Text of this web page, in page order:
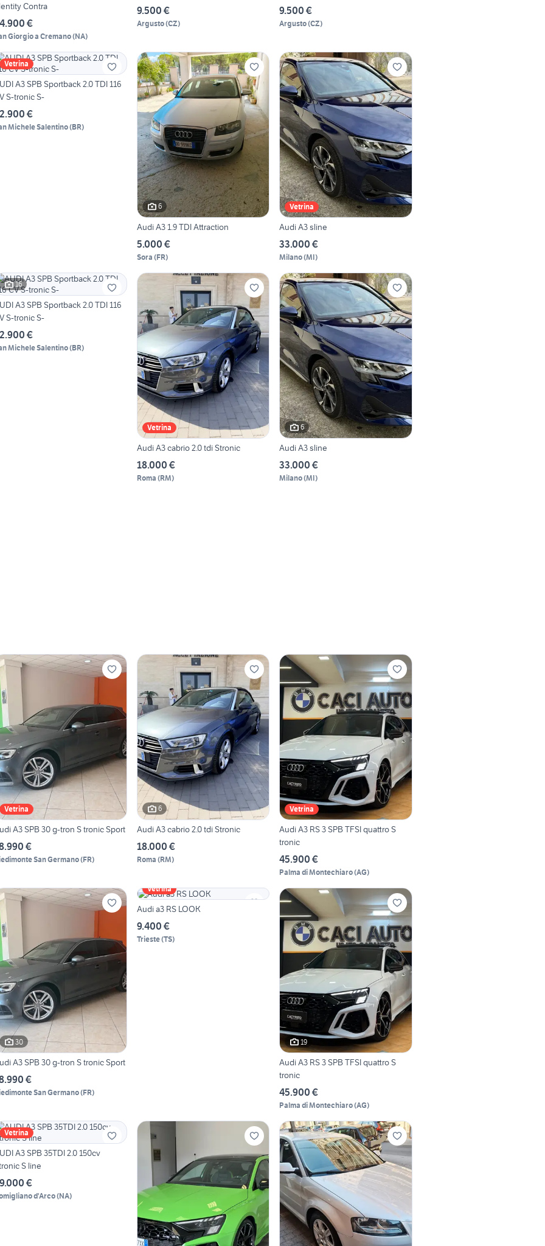
Contra
€
Giorgio a Cremano(NA)
9.500 €
Argusto(CZ)
9.500 €
Argusto(CZ)
Vetrina
A3 SPB Sportback 2.0 TDI 116
S-tronic S-
€
Michele Salentino(BR)
6
Audi A3 1.9 TDI Attraction
5.000 €
Sora (FR)
Vetrina
Audi A3 sline
33.000 €
Milano(MI)
16
A3 SPB Sportback 2.0 TDI 116
S-tronic S-
€
Michele Salentino(BR)
Vetrina
Audi A3 cabrio 2.0 tdi Stronic
18.000 €
Roma (RM)
6
Audi A3 sline
33.000 €
Milano(MI)
Vetrina
A3 SPB 30 g-tron S tronic Sport
€
San Germano(FR)
6
Audi A3 cabrio 2.0 tdi Stronic
18.000 €
Roma (RM)
Vetrina
Audi A3 RS 3 SPB TFSI quattro S
tronic
45.900 €
Palma di Montechiaro(AG)
30
A3 SPB 30 g-tron S tronic Sport
€
San Germano(FR)
Vetrina
Audi a3 RS LOOK
9.400 €
Trieste(TS)
19
Audi A3 RS 3 SPB TFSI quattro S
tronic
45.900 €
Palma di Montechiaro(AG)
Vetrina
A3 SPB 35TDI 2.0 150cv
S line
€
d'Arco(NA)